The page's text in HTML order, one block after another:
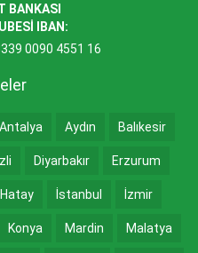
BANKASI
IBAN:
0090 4551 16
Antalya Aydın Balıkesir
Diyarbakır Erzurum
Hatay İstanbul İzmir
Konya Mardin Malatya